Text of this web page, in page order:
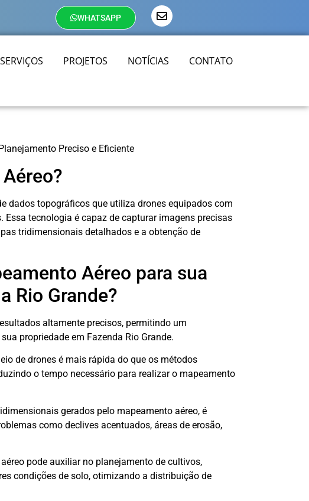
WHATSAPP
SERVIÇOS PROJETOS NOTÍCIAS CONTATO
Preciso e Eficiente
dados topográficos que utiliza drones equipados com
Essa tecnologia é capaz de capturar imagens precisas
tridimensionais detalhados e a obtenção de
Aéreo para sua
Rio Grande?
altamente precisos, permitindo um
propriedade em Fazenda Rio Grande.
de drones é mais rápida do que os métodos
o tempo necessário para realizar o mapeamento
gerados pelo mapeamento aéreo, é
como declives acentuados, áreas de erosão,
pode auxiliar no planejamento de cultivos,
condições de solo, otimizando a distribuição de